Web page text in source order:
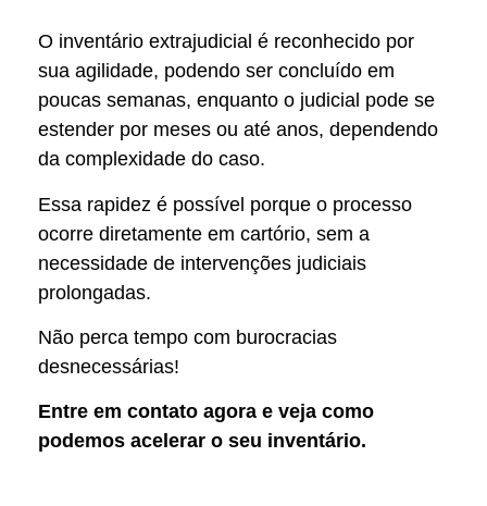
O inventário extrajudicial é reconhecido por
sua agilidade, podendo ser concluído em
poucas semanas, enquanto o judicial pode se
estender por meses ou até anos, dependendo
da complexidade do caso.
Essa rapidez é possível porque o processo
ocorre diretamente em cartório, sem a
necessidade de intervenções judiciais
prolongadas.
Não perca tempo com burocracias
desnecessárias!
Entre em contato agora e veja como
podemos acelerar o seu inventário.